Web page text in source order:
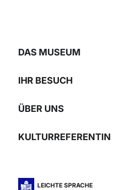
DAS MUSEUM
IHR BESUCH
ÜBER UNS
KULTURREFERENTIN
LEICHTE SPRACHE
Blicke auf
Vergangenheit
Flugbilder von
12.10.07 – 06.01.08